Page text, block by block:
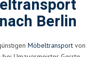
Berlin
Möbeltransport von